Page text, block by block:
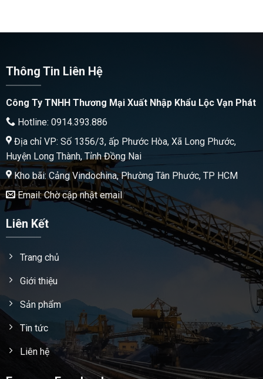
Thông Tin Liên Hệ
Công Ty TNHH Thương Mại Xuất Nhập Khẩu Lộc Vạn Phát
Hotline: 0914.393.886
Địa chỉ VP: Số 1356/3, ấp Phước Hòa, Xã Long Phước,
Huyện Long Thành, Tỉnh Đồng Nai
Kho bãi: Cảng Vindochina, Phường Tân Phước, TP HCM
Email: Chờ cập nhật email
Liên Kết
Trang chủ
Giới thiệu
Sản phẩm
Tin tức
Liên hệ